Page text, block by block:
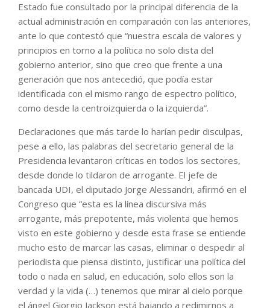
Estado fue consultado por la principal diferencia de la
actual administración en comparación con las anteriores,
ante lo que contestó que “nuestra escala de valores y
principios en torno a la política no solo dista del
gobierno anterior, sino que creo que frente a una
generación que nos antecedió, que podía estar
identificada con el mismo rango de espectro político,
como desde la centroizquierda o la izquierda”.
Declaraciones que más tarde lo harían pedir disculpas,
pese a ello, las palabras del secretario general de la
Presidencia levantaron críticas en todos los sectores,
desde donde lo tildaron de arrogante. El jefe de
bancada UDI, el diputado Jorge Alessandri, afirmó en el
Congreso que “esta es la línea discursiva más
arrogante, más prepotente, más violenta que hemos
visto en este gobierno y desde esta frase se entiende
mucho esto de marcar las casas, eliminar o despedir al
periodista que piensa distinto, justificar una política del
todo o nada en salud, en educación, solo ellos son la
verdad y la vida (…) tenemos que mirar al cielo porque
el ángel Giorgio Jackson está bajando a redimirnos a